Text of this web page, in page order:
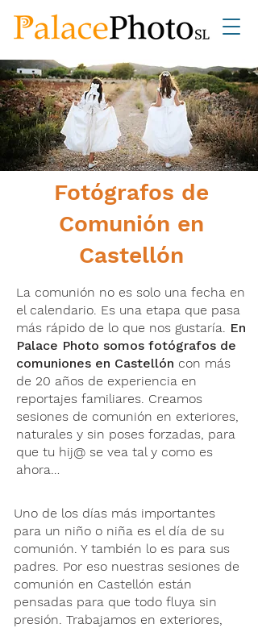
Fotógrafos de
Comunión en
Castellón
La comunión no es solo una fecha en
el calendario. Es una etapa que pasa
más rápido de lo que nos gustaría. En
Palace Photo somos fotógrafos de
comuniones en Castellón con más
de 20 años de experiencia en
reportajes familiares. Creamos
sesiones de comunión en exteriores,
naturales y sin poses forzadas, para
que tu hij@ se vea tal y como es
ahora…
Uno de los días más importantes
para un niño o niña es el día de su
comunión. Y también lo es para sus
padres. Por eso nuestras sesiones de
comunión en Castellón están
pensadas para que todo fluya sin
presión. Trabajamos en exteriores,